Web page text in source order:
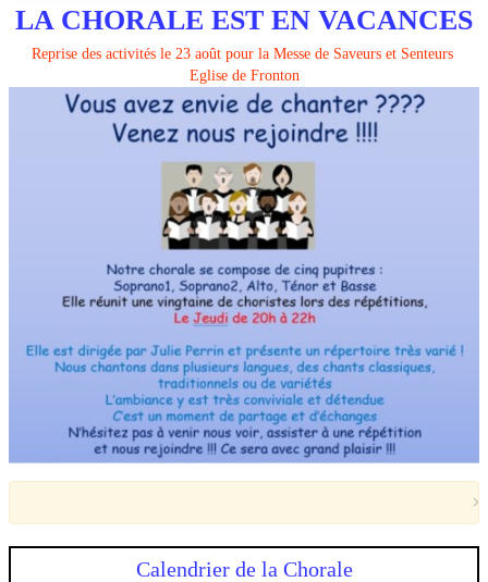
Espace Choristes
LA CHORALE EST EN VACANCES
Reprise des activités le 23 août pour la Messe de Saveurs et Senteurs
Eglise de Fronton
×
Calendrier de la Chorale